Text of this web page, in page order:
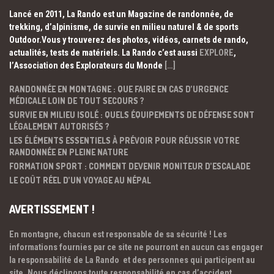
Lancé en 2011, La Rando est un Magazine de randonnée, de
trekking, d’alpinisme, de survie en milieu naturel & de sports
Outdoor.Vous y trouverez des photos, vidéos, carnets de rando,
actualités, tests de matériels. La Rando c’est aussi EXPLORE,
l’Association des Explorateurs du Monde […]
RANDONNÉE EN MONTAGNE : QUE FAIRE EN CAS D’URGENCE
MÉDICALE LOIN DE TOUT SECOURS ?
SURVIE EN MILIEU ISOLÉ : QUELS ÉQUIPEMENTS DE DÉFENSE SONT
LÉGALEMENT AUTORISÉS ?
LES ÉLÉMENTS ESSENTIELS À PRÉVOIR POUR RÉUSSIR VOTRE
RANDONNÉE EN PLEINE NATURE
FORMATION SPORT : COMMENT DEVENIR MONITEUR D’ESCALADE
LE COÛT RÉEL D’UN VOYAGE AU NÉPAL
AVERTISSEMENT !
En montagne, chacun est responsable de sa sécurité ! Les
informations fournies par ce site ne pourront en aucun cas engager
la responsabilité de La Rando et des personnes qui participent au